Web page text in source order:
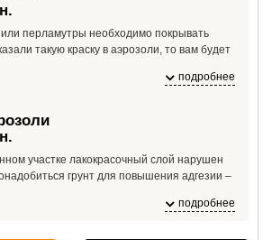
или перламутры необходимо покрывать
такую краску в аэрозоли, то вам будет
подробнее
участке лакокрасочный слой нарушен
грунт для повышения адгезии –
подробнее